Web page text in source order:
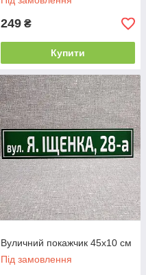
249 ₴
Купити
Вуличний покажчик 45х10 см
Під замовлення